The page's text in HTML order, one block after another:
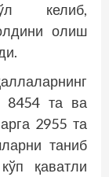
келиб,
олиш
8454 та ва
2955 та
таниб
қаватли